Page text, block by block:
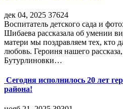
дек 04, 2025 37624
Воспитатель детского сада и
Шибаева рассказала об умении
матери мы поздравляем тех, кто
любовь. Героиня нашего
Бутурлиновки…
Сегодня исполнилось 20 лет
района!